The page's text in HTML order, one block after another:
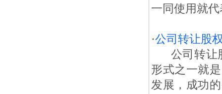
一同使用就
·公司转让股
公司转让
形式之一就
发展，成功